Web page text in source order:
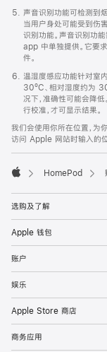
声音识别功能可检测到
当用户身处可能受到伤
识别功能。声音识别功
app 中单独提供。它要
件。
温湿度感应功能针对室
30ºC、相对湿度约为
况下，准确性可能会降
行校准，才可显示结果。
我们会使用你所在位置，为
访问 Apple 网站时输入的位
HomePod
选购及了解
Apple 钱包
账户
娱乐
Apple Store 商店
商务应用